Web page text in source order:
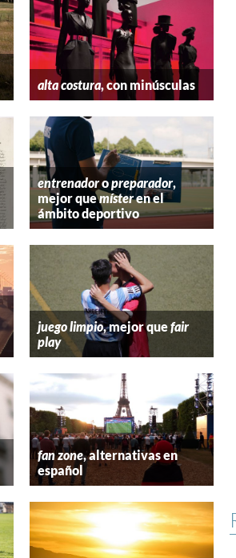
alta costura, con minúsculas
entrenadoropreparador,
mejor quemísteren el
ámbito deportivo
juego limpio, mejor quefair
play
fan zone, alternativas en
español